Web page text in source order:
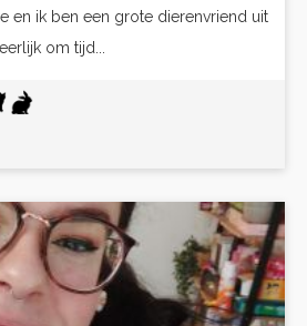
en ik ben een grote dierenvriend uit
om tijd...